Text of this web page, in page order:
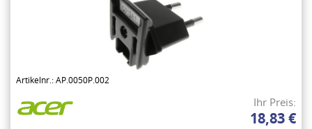
Artikelnr.: AP.0050P.002
Ihr Preis:
18,83 €